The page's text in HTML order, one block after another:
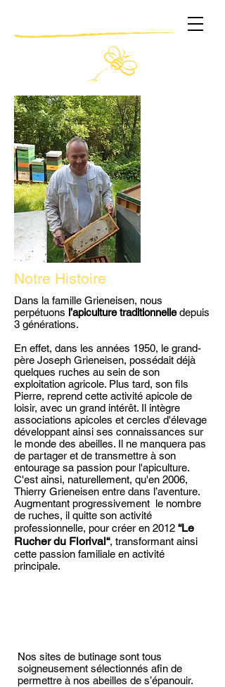
Notre Histoire
Dans la famille Grieneisen, nous
perpétuons l’apiculture traditionnelledepuis
3 générations.
En effet, dans les années 1950, le grand-
père Joseph Grieneisen, possédait déjà
quelques ruches au sein de son
exploitation agricole. Plus tard, son fils
Pierre, reprend cette activité apicole de
loisir, avec un grand intérêt. Il intègre
associations apicoles et cercles d'élevage
développant ainsi ses connaissances sur
le monde des abeilles. Il ne manquera pas
de partager et de transmettre à son
entourage sa passion pour l'apiculture.
C'est ainsi, naturellement, qu'en 2006,
Thierry Grieneisen entre dans l’aventure.
Augmentant progressivement le nombre
de ruches, il quitte son activité
professionnelle, pour créer en 2012 “Le
Rucher du Florival“, transformant ainsi
cette passion familiale en activité
principale.
Nos sites de butinage sont tous
soigneusement sélectionnés afin de
permettre à nos abeilles de s’épanouir.